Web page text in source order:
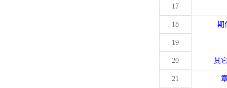
17
18 期
19
20 其
21